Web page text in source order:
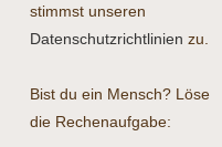
stimmst unseren
Datenschutzrichtlinien zu.
Bist du ein Mensch? Löse
die Rechenaufgabe: